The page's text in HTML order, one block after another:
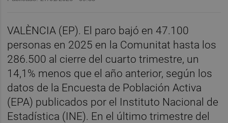
VALÈNCIA (EP). El paro bajó en 47.100
personas en 2025 en la Comunitat hasta los
286.500 al cierre del cuarto trimestre, un
14,1% menos que el año anterior, según los
datos de la Encuesta de Población Activa
(EPA) publicados por el Instituto Nacional de
Estadística (INE). En el último trimestre del